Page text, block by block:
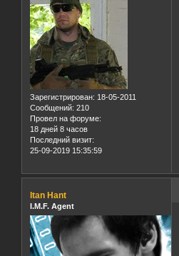
Зарегистрирован: 18-05-2011
Сообщений: 210
Провел на форуме:
18 дней 8 часов
Последний визит:
25-09-2019 15:35:59
Itan Hant
I.M.F. Agent